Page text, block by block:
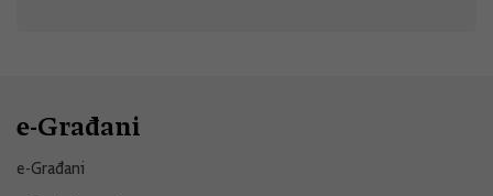
e-Građani
e-Građani